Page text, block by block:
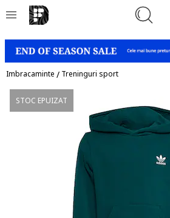
Imbracaminte / Treninguri sport
STOC EPUIZAT